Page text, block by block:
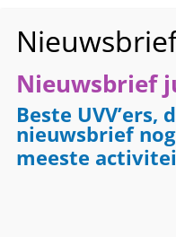
Nieuwsbrief
Beste
nieuwsbrief
meeste